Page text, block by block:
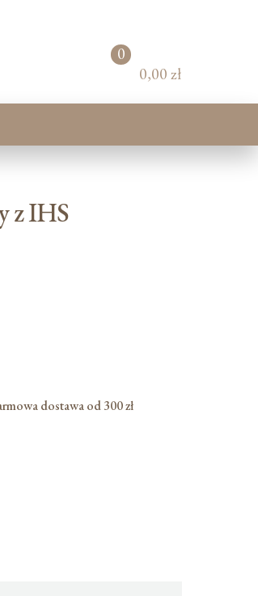
0
pr
uk
w
0,00 zł
z IHS
dostawa od 300 zł